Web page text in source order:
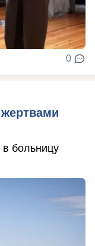
0
больницу